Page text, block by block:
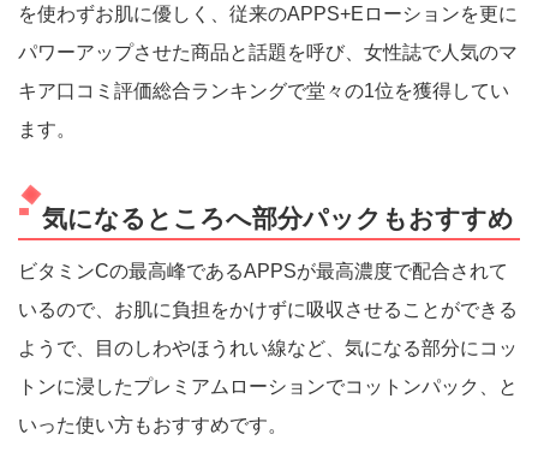
を使わずお肌に優しく、従来のAPPS+Eローションを更に
パワーアップさせた商品と話題を呼び、女性誌で人気のマ
キア口コミ評価総合ランキングで堂々の1位を獲得してい
ます。
気になるところへ部分パックもおすすめ
ビタミンCの最高峰であるAPPSが最高濃度で配合されて
いるので、お肌に負担をかけずに吸収させることができる
ようで、目のしわやほうれい線など、気になる部分にコッ
トンに浸したプレミアムローションでコットンパック、と
いった使い方もおすすめです。